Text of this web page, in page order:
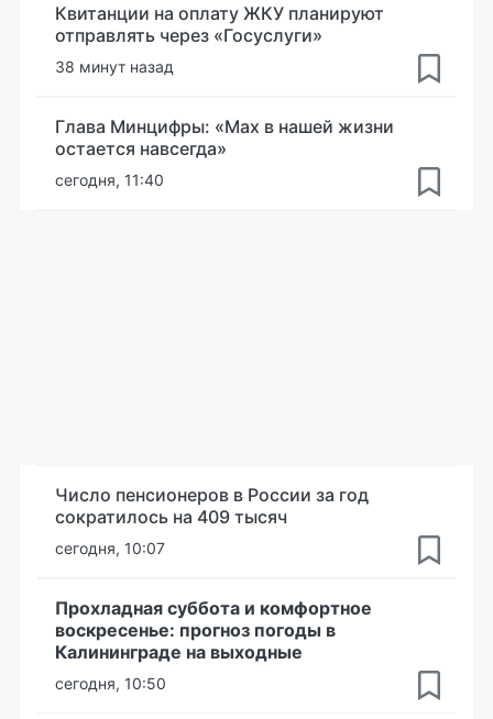
Квитанции на оплату ЖКУ планируют
отправлять через «Госуслуги»
38 минут назад
Глава Минцифры: «Мах в нашей жизни
остается навсегда»
сегодня, 11:40
Число пенсионеров в России за год
сократилось на 409 тысяч
сегодня, 10:07
Прохладная суббота и комфортное
воскресенье: прогноз погоды в
Калининграде на выходные
сегодня, 10:50